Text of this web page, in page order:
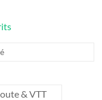
& VTT